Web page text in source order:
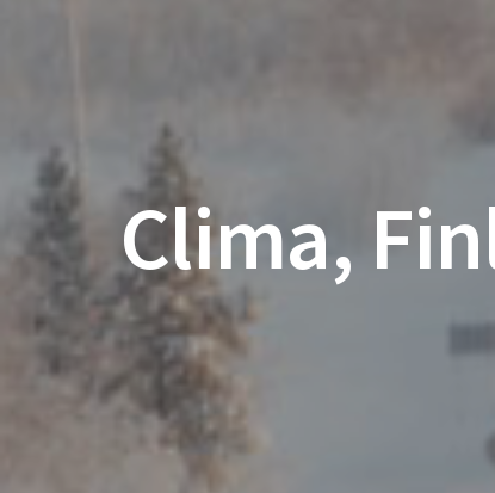
Clima,